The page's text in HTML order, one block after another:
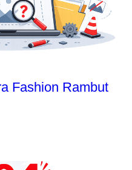
Fashion Rambut